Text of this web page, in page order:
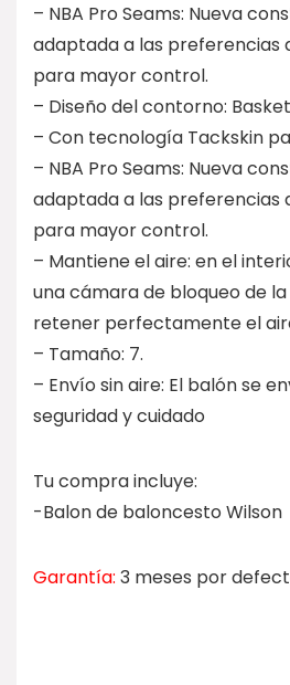
– NBA Pro Seams: Nueva
adaptada a las preferencias
para mayor control.
– Diseño del contorno:
– Con tecnología Tackskin
– NBA Pro Seams: Nueva
adaptada a las preferencias
para mayor control.
– Mantiene el aire: en el
una cámara de bloqueo de
retener perfectamente el
– Tamaño: 7.
– Envío sin aire: El balón se
seguridad y cuidado
Tu compra incluye:
-Balon de baloncesto Wilson
Garantía: 3 meses por